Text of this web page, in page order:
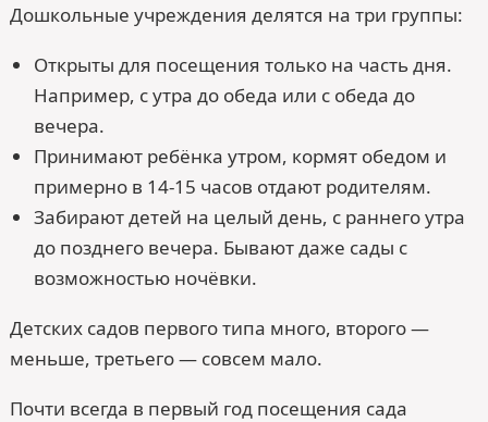
Дошкольные учреждения делятся на три группы:
Открыты для посещения только на часть дня.
Например, с утра до обеда или с обеда до
вечера.
Принимают ребёнка утром, кормят обедом и
примерно в 14-15 часов отдают родителям.
Забирают детей на целый день, с раннего утра
до позднего вечера. Бывают даже сады с
возможностью ночёвки.
Детских садов первого типа много, второго —
меньше, третьего — совсем мало.
Почти всегда в первый год посещения сада